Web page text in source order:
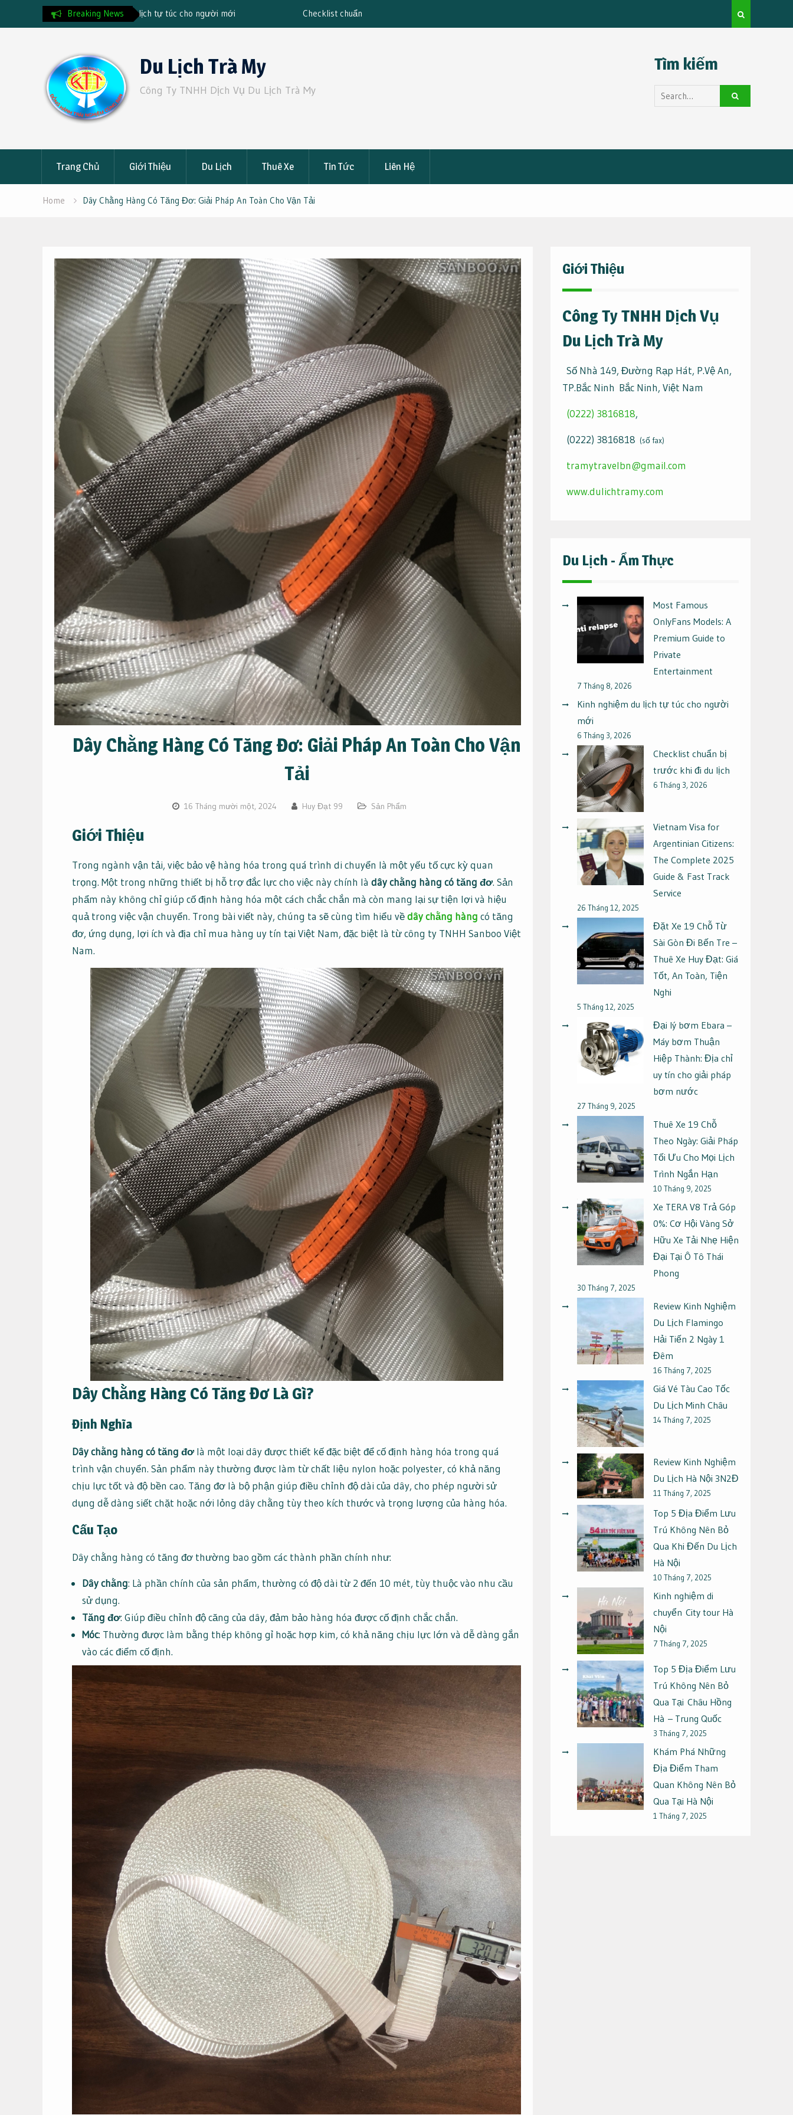
Breaking News
túc cho người mới Checklist chuẩn bị trước khi đi du lịch
2025 Guide & Fast Track Service
Most Famous OnlyFans Models: A Premium Guide to
Private Entertainment
Du Lịch Trà My
Công Ty TNHH Dịch Vụ Du Lịch Trà My
Tìm kiếm
Search
for:
Trang Chủ Giới Thiệu Du Lịch Thuê Xe Tin Tức Liên Hệ
Home Dây Chằng Hàng Có Tăng Đơ: Giải Pháp An Toàn Cho Vận Tải
Dây Chằng Hàng Có Tăng Đơ: Giải Pháp An Toàn Cho Vận
Tải
16 Tháng mười một, 2024 Huy Đạt 99 Sản Phẩm
Giới Thiệu
Trong ngành vận tải, việc bảo vệ hàng hóa trong quá trình di chuyển là một yếu tố cực kỳ quan
trọng. Một trong những thiết bị hỗ trợ đắc lực cho việc này chính là dây chằng hàng có tăng đơ. Sản
phẩm này không chỉ giúp cố định hàng hóa một cách chắc chắn mà còn mang lại sự tiện lợi và hiệu
quả trong việc vận chuyển. Trong bài viết này, chúng ta sẽ cùng tìm hiểu vềdây chằng hàng có tăng
đơ, ứng dụng, lợi ích và địa chỉ mua hàng uy tín tại Việt Nam, đặc biệt là từ công ty TNHH Sanboo Việt
Nam.
Dây Chằng Hàng Có Tăng Đơ Là Gì?
Định Nghĩa
Dây chằng hàng có tăng đơ là một loại dây được thiết kế đặc biệt để cố định hàng hóa trong quá
trình vận chuyển. Sản phẩm này thường được làm từ chất liệu nylon hoặc polyester, có khả năng
chịu lực tốt và độ bền cao. Tăng đơ là bộ phận giúp điều chỉnh độ dài của dây, cho phép người sử
dụng dễ dàng siết chặt hoặc nới lỏng dây chằng tùy theo kích thước và trọng lượng của hàng hóa.
Cấu Tạo
Dây chằng hàng có tăng đơ thường bao gồm các thành phần chính như:
Dây chằng: Là phần chính của sản phẩm, thường có độ dài từ 2 đến 10 mét, tùy thuộc vào nhu cầu
sử dụng.
Tăng đơ: Giúp điều chỉnh độ căng của dây, đảm bảo hàng hóa được cố định chắc chắn.
Móc: Thường được làm bằng thép không gỉ hoặc hợp kim, có khả năng chịu lực lớn và dễ dàng gắn
vào các điểm cố định.
Giới Thiệu
Công Ty TNHH Dịch Vụ
Du Lịch Trà My
Số Nhà 149, Đường Rạp Hát, P.Vệ An,
TP.Bắc Ninh Bắc Ninh, Việt Nam
(0222) 3816818,
(0222) 3816818 (số fax)
tramytravelbn@gmail.com
www.dulichtramy.com
Du Lịch - Ẩm Thực
Most Famous
OnlyFans Models: A
Premium Guide to
Private
Entertainment
7 Tháng 8, 2026
Kinh nghiệm du lịch tự túc cho người
mới
6 Tháng 3, 2026
Checklist chuẩn bị
trước khi đi du lịch
6 Tháng 3, 2026
Vietnam Visa for
Argentinian Citizens:
The Complete 2025
Guide & Fast Track
Service
26 Tháng 12, 2025
Đặt Xe 19 Chỗ Từ
Sài Gòn Đi Bến Tre –
Thuê Xe Huy Đạt: Giá
Tốt, An Toàn, Tiện
Nghi
5 Tháng 12, 2025
Đại lý bơm Ebara –
Máy bơm Thuận
Hiệp Thành: Địa chỉ
uy tín cho giải pháp
bơm nước
27 Tháng 9, 2025
Thuê Xe 19 Chỗ
Theo Ngày: Giải Pháp
Tối Ưu Cho Mọi Lịch
Trình Ngắn Hạn
10 Tháng 9, 2025
Xe TERA V8 Trả Góp
0%: Cơ Hội Vàng Sở
Hữu Xe Tải Nhẹ Hiện
Đại Tại Ô Tô Thái
Phong
30 Tháng 7, 2025
Review Kinh Nghiệm
Du Lịch Flamingo
Hải Tiến 2 Ngày 1
Đêm
16 Tháng 7, 2025
Giá Vé Tàu Cao Tốc
Du Lịch Minh Châu
14 Tháng 7, 2025
Review Kinh Nghiệm
Du Lịch Hà Nội 3N2Đ
11 Tháng 7, 2025
Top 5 Địa Điểm Lưu
Trú Không Nên Bỏ
Qua Khi Đến Du Lịch
Hà Nội
10 Tháng 7, 2025
Kinh nghiệm di
chuyển City tour Hà
Nội
7 Tháng 7, 2025
Top 5 Địa Điểm Lưu
Trú Không Nên Bỏ
Qua Tại Châu Hồng
Hà – Trung Quốc
3 Tháng 7, 2025
Khám Phá Những
Địa Điểm Tham
Quan Không Nên Bỏ
Qua Tại Hà Nội
1 Tháng 7, 2025